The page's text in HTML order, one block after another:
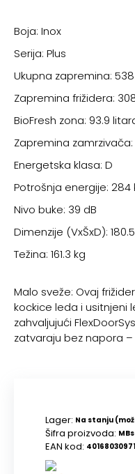
Boja: Inox
Serija: Plus
Ukupna zapremina:
Zapremina frižidera:
BioFresh zona: 93.9
Zapremina
Energetska klasa: D
Potrošnja energije:
Nivo buke: 39 dB
Dimenzije (VxŠxD):
Težina: 161.3 kg
Malo sveže: Ovaj
kockice leda i usitnjeni
zahvaljujući
zatvaraju bez napora
Lager: Na stanju
Šifra proizvoda:
EAN kod: